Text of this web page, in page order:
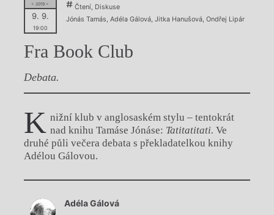
Rozhovory
Dokument
Výroční ceny
= 2019 =
9. 9.
19:00
Čtení, Diskuse
Jónás Tamás, Adéla Gálová, Jitka Hanušová, Ondřej Lipár
Fra Book Club
Debata.
K nižní klub v anglosaském stylu – tentokrát
nad knihu Tamáse Jónáse: Tatitatitati. Ve
druhé půli večera debata s překladatelkou knihy
Adélou Gálovou.
Chviličku.
Načítá se.
Adéla Gálová